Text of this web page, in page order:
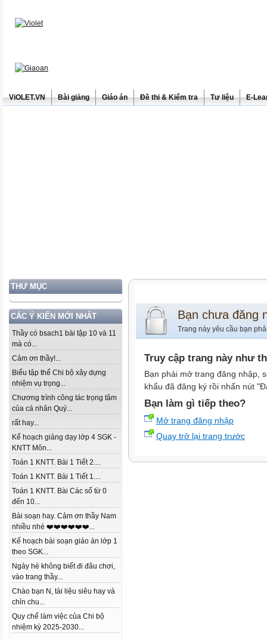
ViOLET.VN Bài giảng Giáo án Đề thi & Kiểm tra Tư liệu E-
THƯ MỤC
CÁC Ý KIẾN MỚI NHẤT
Thầy có bsach1 bài tập 10 và 11
mà có...
Cảm ơn thầy!...
Biểu tập thể Chi bộ xây dựng
nhiệm vụ trọng...
Chương trình công tác trọng tâm
của cá nhân Quý...
rất hay...
Kế hoạch giảng dạy lớp 4 SGK -
KNTT Môn...
Toán 1 KNTT. Bài 1 Tiết 2....
Toán 1 KNTT. Bài 1 Tiết 1....
Toán 1 KNTT. Bài Các số từ 0
đến 10...
Bài soạn hay. Cảm ơn thầy Nam
nhiều nhé ❤️❤️❤️❤️❤️❤️...
Kế hoạch bài soạn giáo án lớp 1
theo SGK...
Ngày hè không biết đi đâu chơi,
vào trang thầy...
Chào bạn N, tài liệu siêu hay và
chỉn chu...
Quy chế làm việc của Chi bộ
nhiệm kỳ 2025-2030...
Bạn chưa đăng
Trang này yêu cầu bạn
Truy cập trang này như
Bạn phải mở trang đăng nhập,
khẩu đã đăng ký rồi nhấn nút
Bạn làm gì tiếp theo?
Mở trang đăng nhập
Quay trở lại trang trước